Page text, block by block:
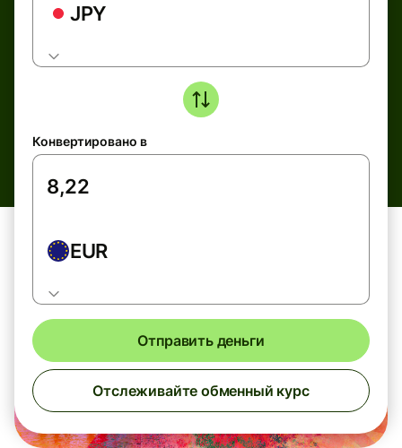
JPY
Конвертировано в
EUR
Отправить деньги
Отслеживайте обменный курс